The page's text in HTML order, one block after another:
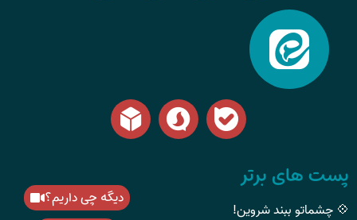
پست های برتر
💠 چشماتو ببند شروین!
دیگه چی داریم؟